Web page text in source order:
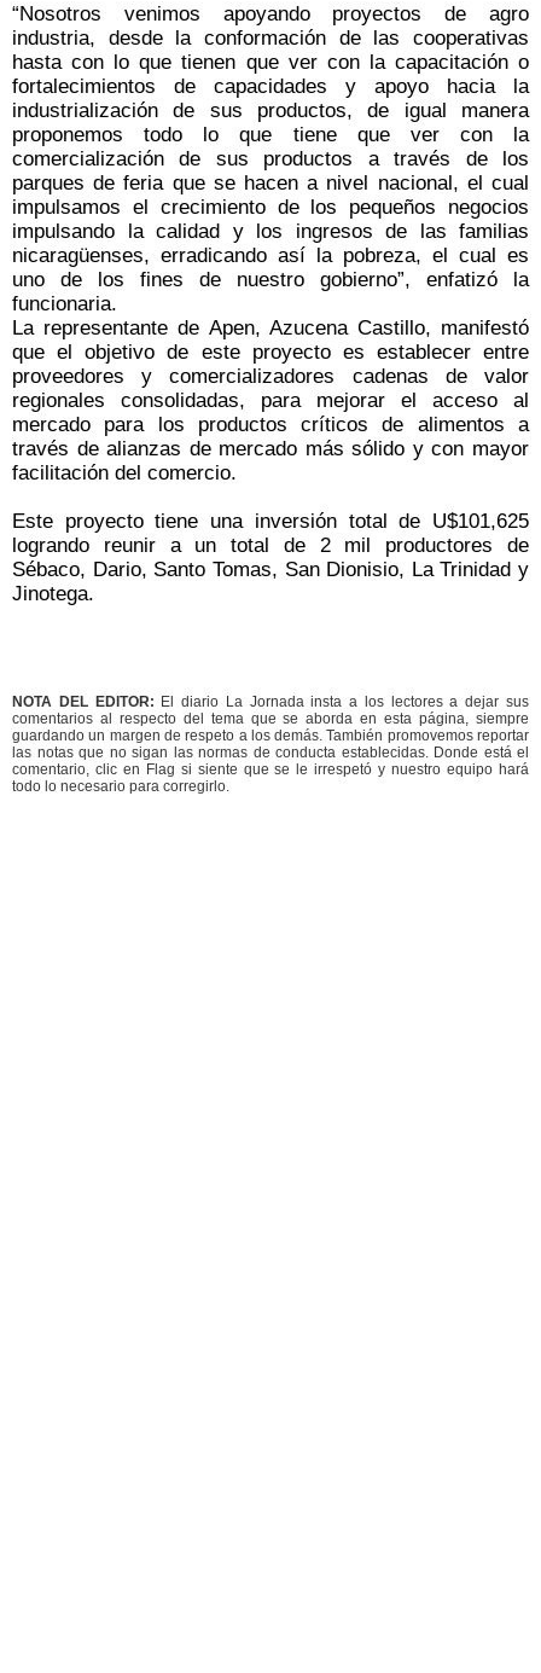
“Nosotros venimos apoyando proyectos de agro
industria, desde la conformación de las cooperativas
hasta con lo que tienen que ver con la capacitación o
fortalecimientos de capacidades y apoyo hacia la
industrialización de sus productos, de igual manera
proponemos todo lo que tiene que ver con la
comercialización de sus productos a través de los
parques de feria que se hacen a nivel nacional, el cual
impulsamos el crecimiento de los pequeños negocios
impulsando la calidad y los ingresos de las familias
nicaragüenses, erradicando así la pobreza, el cual es
uno de los fines de nuestro gobierno”, enfatizó la
funcionaria.
La representante de Apen, Azucena Castillo, manifestó
que el objetivo de este proyecto es establecer entre
proveedores y comercializadores cadenas de valor
regionales consolidadas, para mejorar el acceso al
mercado para los productos críticos de alimentos a
través de alianzas de mercado más sólido y con mayor
facilitación del comercio.
Este proyecto tiene una inversión total de U$101,625
logrando reunir a un total de 2 mil productores de
Sébaco, Dario, Santo Tomas, San Dionisio, La Trinidad y
Jinotega.
NOTA DEL EDITOR: El diario La Jornada insta a los lectores a dejar sus
comentarios al respecto del tema que se aborda en esta página, siempre
guardando un margen de respeto a los demás. También promovemos reportar
las notas que no sigan las normas de conducta establecidas. Donde está el
comentario, clic en Flag si siente que se le irrespetó y nuestro equipo hará
todo lo necesario para corregirlo.